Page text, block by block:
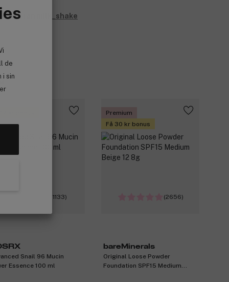
de
i sin
allt från milk_shake
(1133)
Snail 96 Mucin
Essence 100 ml
Premium
Få 30 kr bonus
(2656)
bareMinerals
Original Loose Powder
Foundation SPF15 Medium